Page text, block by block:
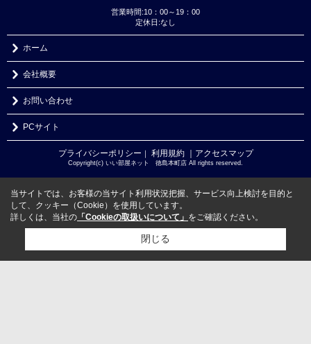
営業時間:10：00～19：00
定休日:なし
ホーム
会社概要
お問い合わせ
PCサイト
プライバシーポリシー ｜ 利用規約 ｜アクセスマップ
Copyright(c) いい部屋ネット 徳島本町店 All rights reserved.
当サイトでは、お客様の当サイト利用状況把握、サービス向上検討を目的と
して、クッキー（Cookie）を使用しています。
詳しくは、当社の 「Cookieの取扱いについて」 をご確認ください。
閉じる